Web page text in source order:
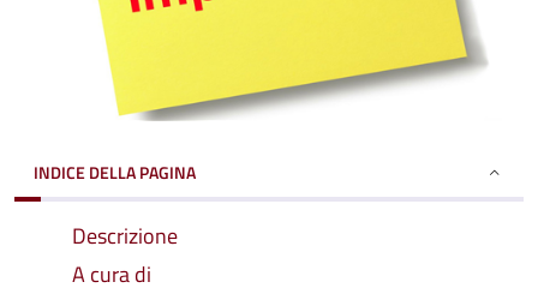
INDICE DELLA PAGINA
Descrizione
A cura di